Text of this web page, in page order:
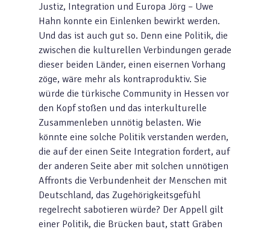
Justiz, Integration und Europa Jörg – Uwe
Hahn konnte ein Einlenken bewirkt werden.
Und das ist auch gut so. Denn eine Politik, die
zwischen die kulturellen Verbindungen gerade
dieser beiden Länder, einen eisernen Vorhang
zöge, wäre mehr als kontraproduktiv. Sie
würde die türkische Community in Hessen vor
den Kopf stoßen und das interkulturelle
Zusammenleben unnötig belasten. Wie
könnte eine solche Politik verstanden werden,
die auf der einen Seite Integration fordert, auf
der anderen Seite aber mit solchen unnötigen
Affronts die Verbundenheit der Menschen mit
Deutschland, das Zugehörigkeitsgefühl
regelrecht sabotieren würde? Der Appell gilt
einer Politik, die Brücken baut, statt Gräben